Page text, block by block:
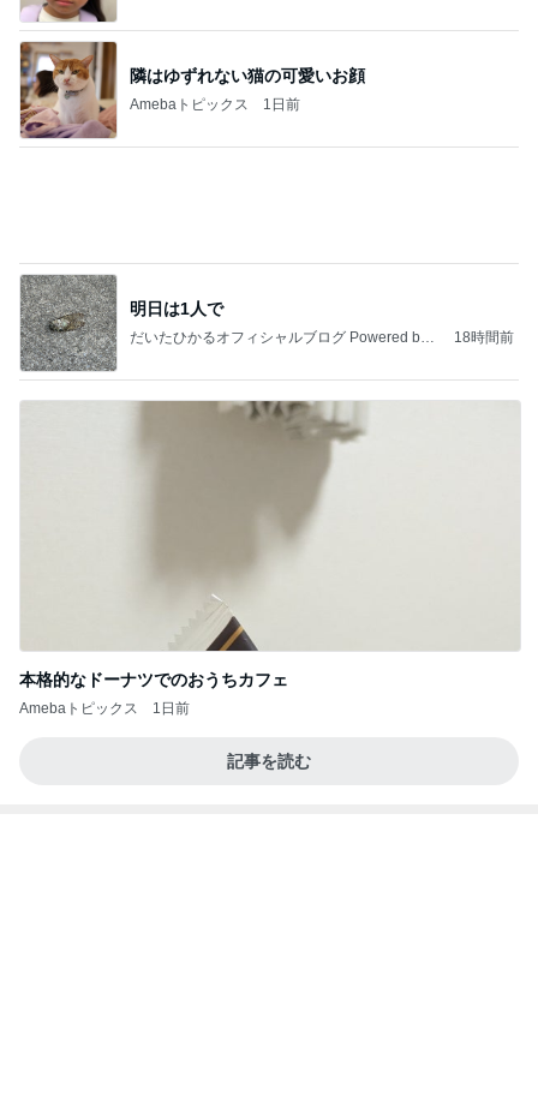
隣はゆずれない猫の可愛いお顔
Amebaトピックス 1日前
明日は1人で
だいたひかるオフィシャルブログ Powered by
18時間前
本格的なドーナツでのおうちカフェ
Amebaトピックス 1日前
記事を読む